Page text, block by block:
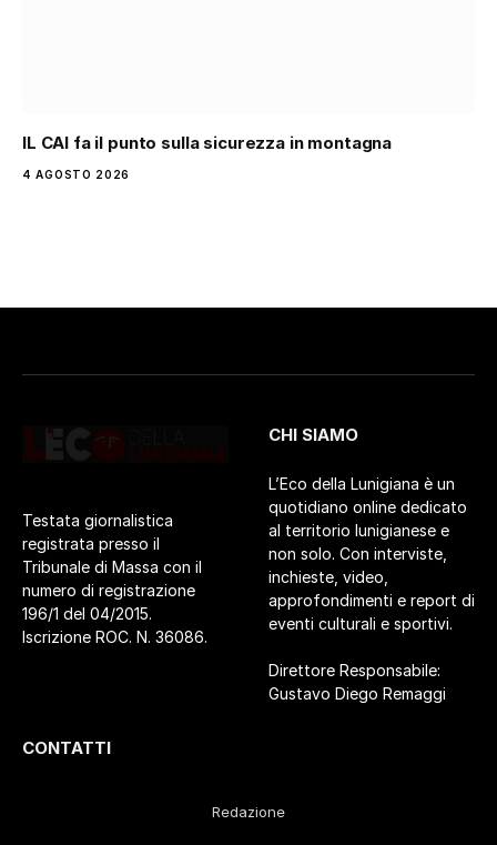
IL CAI fa il punto sulla sicurezza in montagna
4 AGOSTO 2026
Testata giornalistica
registrata presso il
Tribunale di Massa con il
numero di registrazione
196/1 del 04/2015.
Iscrizione ROC. N. 36086.
CHI SIAMO
L’Eco della Lunigiana è un
quotidiano online dedicato
al territorio lunigianese e
non solo. Con interviste,
inchieste, video,
approfondimenti e report di
eventi culturali e sportivi.
Direttore Responsabile:
Gustavo Diego Remaggi
CONTATTI
Redazione